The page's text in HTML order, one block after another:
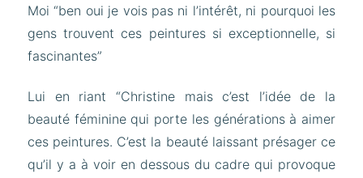
Moi “ben oui je vois pas ni l’intérêt, ni pourquoi les
gens trouvent ces peintures si exceptionnelle, si
fascinantes”
Lui en riant “Christine mais c’est l’idée de la
beauté féminine qui porte les générations à aimer
ces peintures. C’est la beauté laissant présager ce
qu’il y a à voir en dessous du cadre qui provoque